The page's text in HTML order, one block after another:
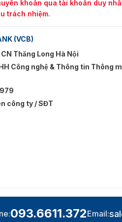
khoản qua tài khoản duy
trách nhiệm.
(VCB)
Thăng Long Hà Nội
Công nghệ & Thông tin Thông
công ty / SĐT
093.6611.372Email: